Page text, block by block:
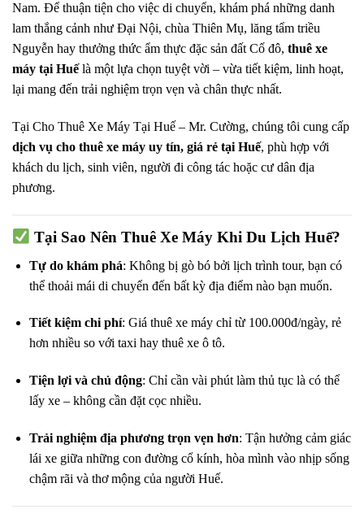
Nam. Để thuận tiện cho việc di chuyển, khám phá những danh
lam thắng cảnh như Đại Nội, chùa Thiên Mụ, lăng tẩm triều
Nguyễn hay thưởng thức ẩm thực đặc sản đất Cố đô, thuê xe
máy tại Huếlà một lựa chọn tuyệt vời – vừa tiết kiệm, linh hoạt,
lại mang đến trải nghiệm trọn vẹn và chân thực nhất.
Tại Cho Thuê Xe Máy Tại Huế – Mr. Cường, chúng tôi cung cấp
dịch vụ cho thuê xe máy uy tín, giá rẻ tại Huế, phù hợp với
khách du lịch, sinh viên, người đi công tác hoặc cư dân địa
phương.
Tại Sao Nên Thuê Xe Máy Khi Du Lịch Huế?
Tự do khám phá: Không bị gò bó bởi lịch trình tour, bạn có
thể thoải mái di chuyển đến bất kỳ địa điểm nào bạn muốn.
Tiết kiệm chi phí: Giá thuê xe máy chỉ từ 100.000đ/ngày, rẻ
hơn nhiều so với taxi hay thuê xe ô tô.
Tiện lợi và chủ động: Chỉ cần vài phút làm thủ tục là có thể
lấy xe – không cần đặt cọc nhiều.
Trải nghiệm địa phương trọn vẹn hơn: Tận hưởng cảm giác
lái xe giữa những con đường cổ kính, hòa mình vào nhịp sống
chậm rãi và thơ mộng của người Huế.